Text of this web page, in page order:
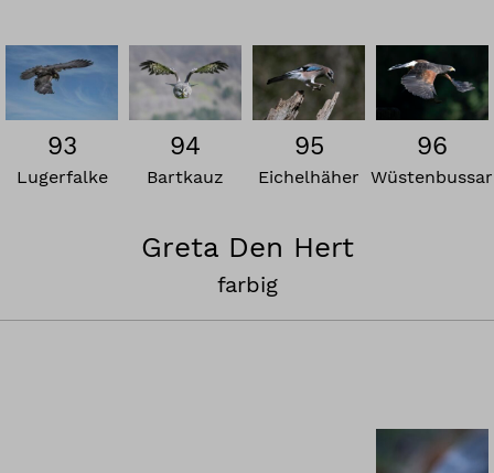
93
Lugerfalke
94
Bartkauz
95
Eichelhäher
96
Greta Den Hert
farbig